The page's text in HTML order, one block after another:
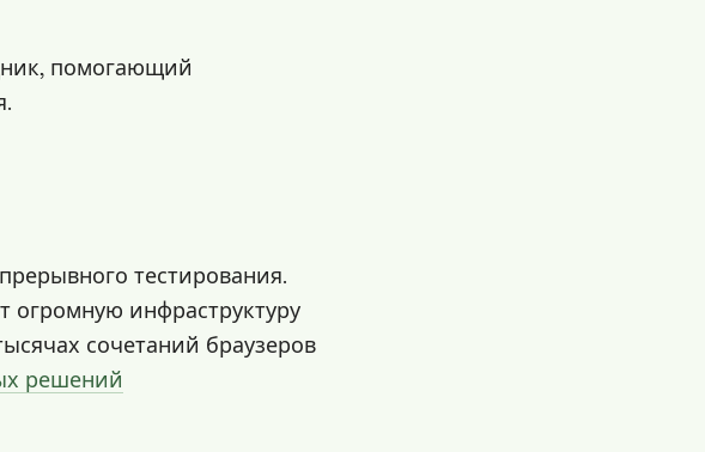
помогающий
тестирования.
огромную инфраструктуру
сочетаний браузеров
решений